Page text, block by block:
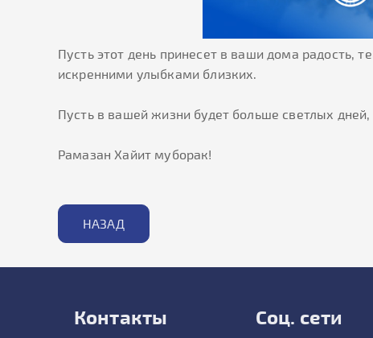
Пусть этот день принесет в ваши дома радость,
искренними улыбками близких.
Пусть в вашей жизни будет больше светлых
Рамазан Хайит муборак!
НАЗАД
Контакты Соц. сети